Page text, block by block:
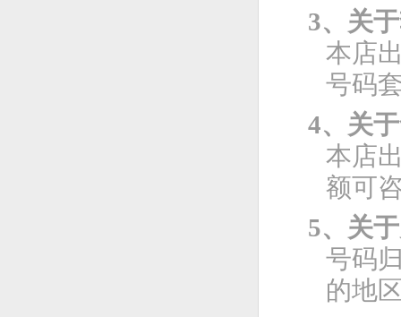
3、关
本店
号码
4、关
本店
额可
5、关
号码
的地